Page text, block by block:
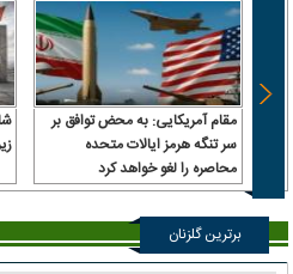
مقام آمریکایی: به محض توافق بر
سر تنگه هرمز ایالات متحده
محاصره را لغو خواهد کرد
برترین گلزنان